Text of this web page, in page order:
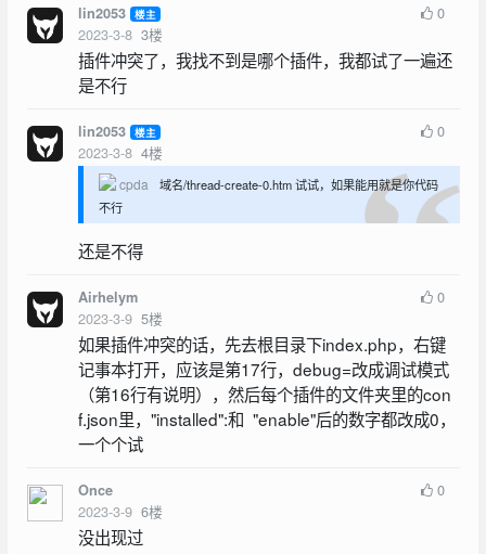
lin2053 楼主
2023-3-8 3楼
0
插件冲突了，我找不到是哪个插件，我都试了一遍还
是不行
lin2053 楼主
2023-3-8 4楼
0
cpda
域名/thread-create-0.htm 试试，如果能用就是你代码
不行
还是不得
Airhelym
2023-3-9 5楼
0
如果插件冲突的话，先去根目录下index.php，右键
记事本打开，应该是第17行，debug=改成调试模式
（第16行有说明），然后每个插件的文件夹里的con
f.json里，"installed":和 "enable"后的数字都改成0，
一个个试
Once
2023-3-9 6楼
0
没出现过